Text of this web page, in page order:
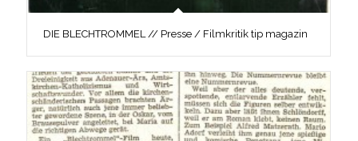
DIE BLECHTROMMEL // Presse / Filmkritik tip magazin